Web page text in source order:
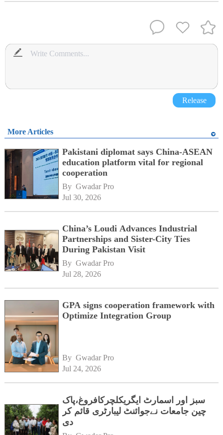
Release
More Articles
Pakistani diplomat says China-ASEAN
education platform vital for regional
cooperation
By Gwadar Pro
Jul 30, 2026
China’s Loudi Advances Industrial
Partnerships and Sister-City Ties
During Pakistan Visit
By Gwadar Pro
Jul 28, 2026
GPA signs cooperation framework with
Optimize Integration Group
By Gwadar Pro
Jul 24, 2026
سبز اور اسمارٹ ایگریکلچرکافروغ،پاک
چین جامعات نےجوائنٹ لیبارٹری قائم کر
دی